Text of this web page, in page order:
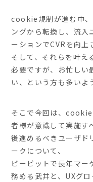
cookie規制が進む中、
ングから転換し、流入
ーションでCVRを向上
そして、それらを叶え
必要ですが、お忙しい
い、という方も多いよ
そこで今回は、
者様が意識して実施す
後進めるべきユーザド
ークについて、
ビービットで長年マー
務める武井と、UXグ